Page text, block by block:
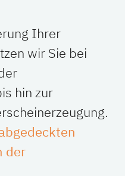
Ihrer
wir Sie bei
hin zur
der